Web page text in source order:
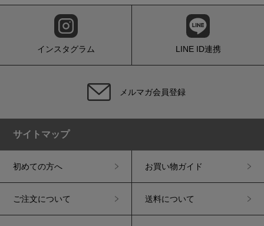
インスタグラム LINE ID連携
メルマガ会員登録
サイトマップ
初めての方へ お買い物ガイド
ご注文について 送料について